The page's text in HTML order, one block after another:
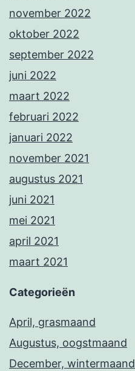
november 2022
oktober 2022
september 2022
juni 2022
maart 2022
februari 2022
januari 2022
november 2021
augustus 2021
juni 2021
mei 2021
april 2021
maart 2021
Categorieën
April, grasmaand
Augustus, oogstmaand
December, wintermaand